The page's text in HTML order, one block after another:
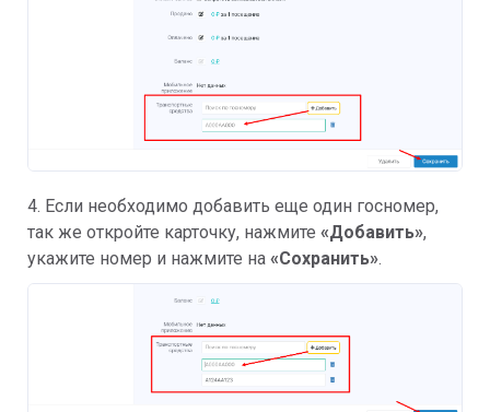
4. Если необходимо добавить еще один госномер,
так же откройте карточку, нажмите «Добавить»,
укажите номер и нажмите на «Сохранить».